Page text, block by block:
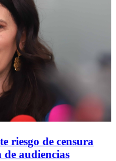
riesgo de censura
de audiencias